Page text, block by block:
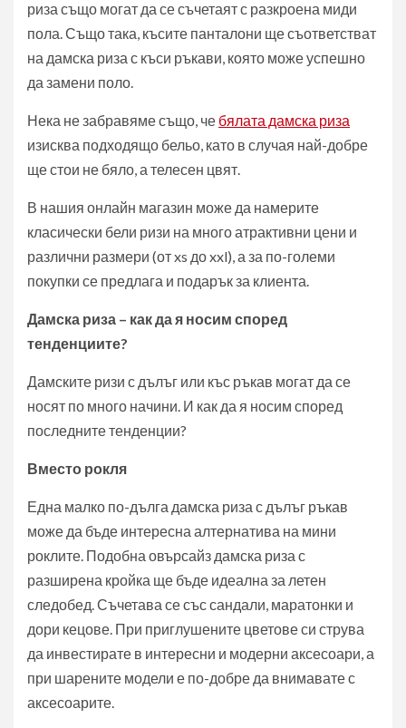
риза също могат да се съчетаят с разкроена миди
пола. Също така, късите панталони ще съответстват
на дамска риза с къси ръкави, която може успешно
да замени поло.
Нека не забравяме също, че бялата дамска риза
изисква подходящо бельо, като в случая най-добре
ще стои не бяло, а телесен цвят.
В нашия онлайн магазин може да намерите
класически бели ризи на много атрактивни цени и
различни размери (от xs до xxl), а за по-големи
покупки се предлага и подарък за клиента.
Дамска риза – как да я носим според
тенденциите?
Дамските ризи с дълъг или къс ръкав могат да се
носят по много начини. И как да я носим според
последните тенденции?
Вместо рокля
Една малко по-дълга дамска риза с дълъг ръкав
може да бъде интересна алтернатива на мини
роклите. Подобна овърсайз дамска риза с
разширена кройка ще бъде идеална за летен
следобед. Съчетава се със сандали, маратонки и
дори кецове. При приглушените цветове си струва
да инвестирате в интересни и модерни аксесоари, а
при шарените модели е по-добре да внимавате с
аксесоарите.